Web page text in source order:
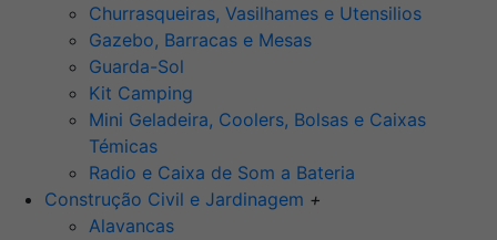
Churrasqueiras, Vasilhames e Utensilios
Gazebo, Barracas e Mesas
Guarda-Sol
Kit Camping
Mini Geladeira, Coolers, Bolsas e Caixas
Témicas
Radio e Caixa de Som a Bateria
Construção Civil e Jardinagem +
Alavancas